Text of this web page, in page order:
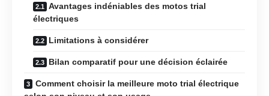
Avantages indéniables des motos trial
électriques
Limitations à considérer
Bilan comparatif pour une décision éclairée
Comment choisir la meilleure moto trial électrique